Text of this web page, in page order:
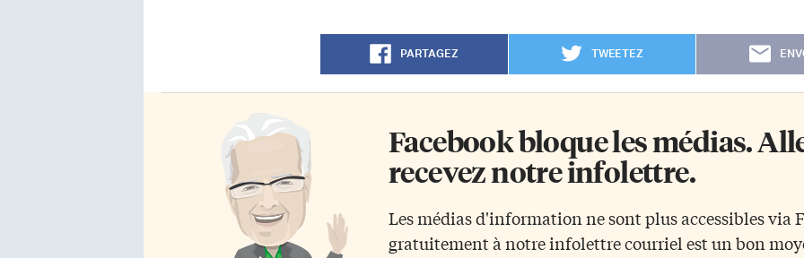
PARTAGEZ TWEETEZ
Facebook bloque les médias.
recevez notre infolettre.
Les médias d'information ne sont plus accessibles via
gratuitement à notre infolettre courriel est un bon